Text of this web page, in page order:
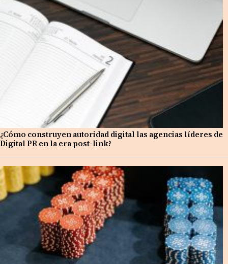
¿Cómo construyen autoridad digital las agencias líderes de
Digital PR en la era post-link?